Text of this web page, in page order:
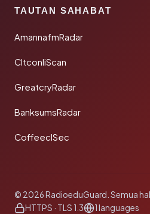
TAUTAN SAHABAT
AmannafmRadar
CltconliScan
GreatcryRadar
BanksumsRadar
CoffeeclSec
© 2026 RadioeduGuard. Semua
HTTPS · TLS 1.3
1 languages